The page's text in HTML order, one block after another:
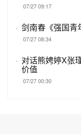
07/27 09:17
· 剑南春《强国青
07/27 08:34
· 对话熊娉婷X张
价值
07/27 00:30